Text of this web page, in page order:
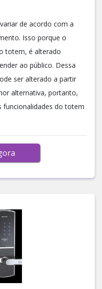
de acordo com a
Isso porque o
totem, é alterado
ao público. Dessa
ser alterado a partir
alternativa, portanto,
funcionalidades do totem